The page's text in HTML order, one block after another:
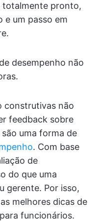
totalmente pronto,
e um passo em
desempenho não
construtivas não
feedback sobre
uma forma de
. Com base
de
do que uma
gerente. Por isso,
melhores dicas de
funcionários.